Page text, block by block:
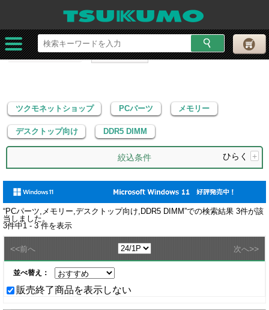
ツクモネットショップ PCパーツ
デスクトップ向け
DDR5 DIMM
ツクモネットショップ PCパーツ メモリー
デスクトップ向け DDR5 DIMM
絞込条件 ひらく +
“PCパーツ,メモリー,デスクトップ向け,DDR5 DIMM”での検索結果 3件が該
当しました。
3件中1 - 3 件を表示
<<前へ 次へ>>
並べ替え：
販売終了商品を表示しない